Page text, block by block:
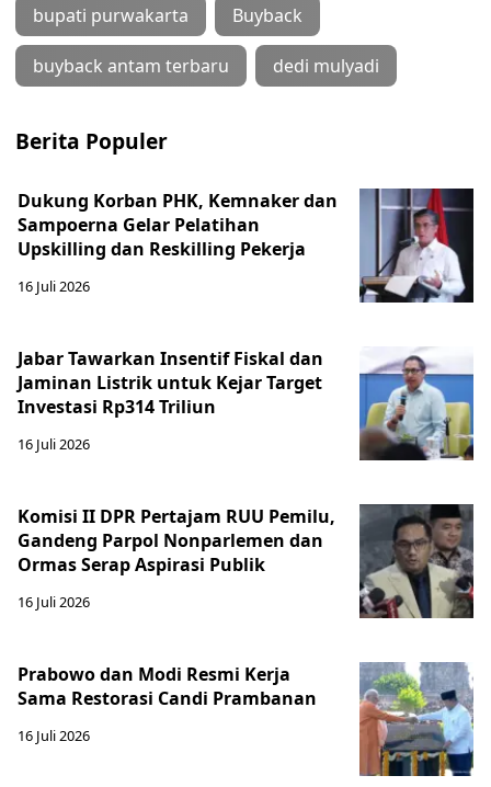
bupati purwakarta Buyback
buyback antam terbaru dedi mulyadi
Berita Populer
Dukung Korban PHK, Kemnaker dan
Sampoerna Gelar Pelatihan
Upskilling dan Reskilling Pekerja
16 Juli 2026
Jabar Tawarkan Insentif Fiskal dan
Jaminan Listrik untuk Kejar Target
Investasi Rp314 Triliun
16 Juli 2026
Komisi II DPR Pertajam RUU Pemilu,
Gandeng Parpol Nonparlemen dan
Ormas Serap Aspirasi Publik
16 Juli 2026
Prabowo dan Modi Resmi Kerja
Sama Restorasi Candi Prambanan
16 Juli 2026